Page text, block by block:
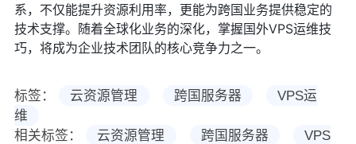
系，不仅能提升资源利用率，更能为跨国业务提供稳定的
技术支撑。随着全球化业务的深化，掌握国外VPS运维技
巧，将成为企业技术团队的核心竞争力之一。
标签： 云资源管理 跨国服务器
VPS运
维
相关标签：
云资源管理 跨国服务器
VPS